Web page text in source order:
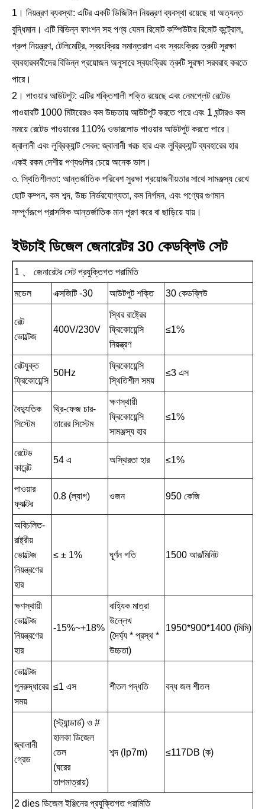
1। নিয়ন্ত্রণ ব্যবস্থা: এটির একটি ডিজিটাল নিয়ন্ত্রণ ব্যবস্থা রয়েছে যা অত্যন্ত
বুদ্ধিমান। এটি বিভিন্ন ফাংশন সহ পণ্য যেমন রিমোট কম্পিউটার রিমোট কন্ট্রোল,
গ্রুপ নিয়ন্ত্রণ, টেলিমেট্রি, স্বয়ংক্রিয় সমান্তরাল এবং স্বয়ংক্রিয় ত্রুটি সুরক্ষা
ব্যবহারকারীদের বিভিন্ন প্রয়োজন অনুসারে স্বয়ংক্রিয় ত্রুটি সুরক্ষা সরবরাহ করতে
পারে।
2। পাওয়ার আউটপুট: এটির শক্তিশালী শক্তি রয়েছে এবং নেমপ্লেট রেটেড
পাওয়ারটি 1000 মিটারেরও কম উচ্চতায় আউটপুট করতে পারে এবং 1 ঘন্টারও কম
সময়ে রেটেড পাওয়ারের 110% ওভারলোড পাওয়ার আউটপুট করতে পারে।
জ্বালানী এবং লুব্রিক্যান্ট সেবন: জ্বালানী খরচ হার এবং লুব্রিক্যান্ট ব্যবহারের হার
একই রকম দেশীয় পণ্যগুলির চেয়ে অনেক ভাল।
৩. স্থিতিশীলতা: আন্তর্জাতিক পরিবেশ সুরক্ষা প্রয়োজনীয়তার সাথে সামঞ্জস্য রেখে
ছোট কম্পন, কম শব্দ, উচ্চ নির্ভরযোগ্যতা, কম নির্গমন, এবং পণ্যের গুণমান
সম্পূর্ণরূপে প্রাসঙ্গিক আন্তর্জাতিক মান পূরণ করে বা ছাড়িয়ে যায়।
ইউচাই ডিজেল জেনারেটর 30 কেডব্লিউ সেট
1 、 জেনারেটর সেট প্রযুক্তিগত পরামিতি
মডেল এক্সজিটি -30 আউটপুট শক্তি 30 কেডব্লিউ
রেট
ভোল্টেজ
400V/230V
স্থির রাষ্ট্রের
ফ্রিকোয়েন্সি
নিয়ন্ত্রণ
≤1%
রেটযুক্ত
ফ্রিকোয়েন্সি
50Hz
ফ্রিকোয়েন্সি
স্থিতিশীল সময়
≤3 এস
বৈদ্যুতিক
সিস্টেম
থ্রি-ফেজ চার-
তারের সিস্টেম
ক্ষণস্থায়ী
ফ্রিকোয়েন্সি
সামঞ্জস্য হার
≤1%
রেটেড
কারেন্ট
54 এ অস্থিরতা হার ≤1%
পাওয়ার
ফ্যাক্টর
0.8 (ল্যাগ) ওজন 950 কেজি
অবিচলিত-
রাষ্ট্রীয়
ভোল্টেজ
নিয়ন্ত্রণের
হার
≤ ± 1% ঘূর্ণন গতি 1500 আর/মিনিট
ক্ষণস্থায়ী
ভোল্টেজ
নিয়ন্ত্রণের
হার
-15%~+18%
বাহ্যিক মাত্রা
উল্লেখ
(দৈর্ঘ্য * প্রস্থ *
উচ্চতা)
1950*900*1400 (মিমি)
ভোল্টেজ
পুনরুদ্ধারের
সময়
≤1 এস শীতল পদ্ধতি বন্ধ জল শীতল
জ্বালানী
গ্রেড
(স্ট্যান্ডার্ড) ও #
হালকা ডিজেল
তেল
(ঘরের
তাপমাত্রায়)
শব্দ (lp7m) ≤117DB (ক)
2 dies ডিজেল ইঞ্জিনের প্রযুক্তিগত পরামিতি